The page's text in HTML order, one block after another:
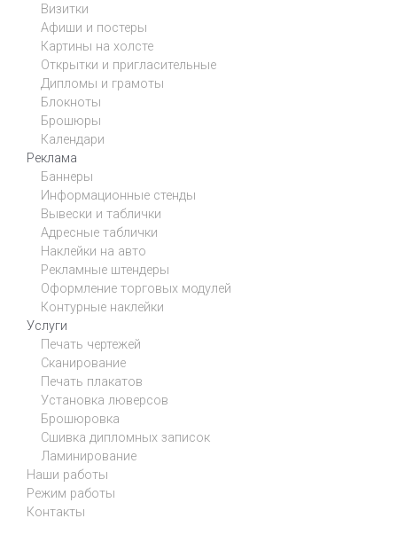
Визитки
Афиши и постеры
Картины на холсте
Открытки и пригласительные
Дипломы и грамоты
Блокноты
Брошюры
Календари
Реклама
Баннеры
Информационные стенды
Вывески и таблички
Адресные таблички
Наклейки на авто
Рекламные штендеры
Оформление торговых модулей
Контурные наклейки
Услуги
Печать чертежей
Сканирование
Печать плакатов
Установка люверсов
Брошюровка
Сшивка дипломных записок
Ламинирование
Наши работы
Режим работы
Контакты